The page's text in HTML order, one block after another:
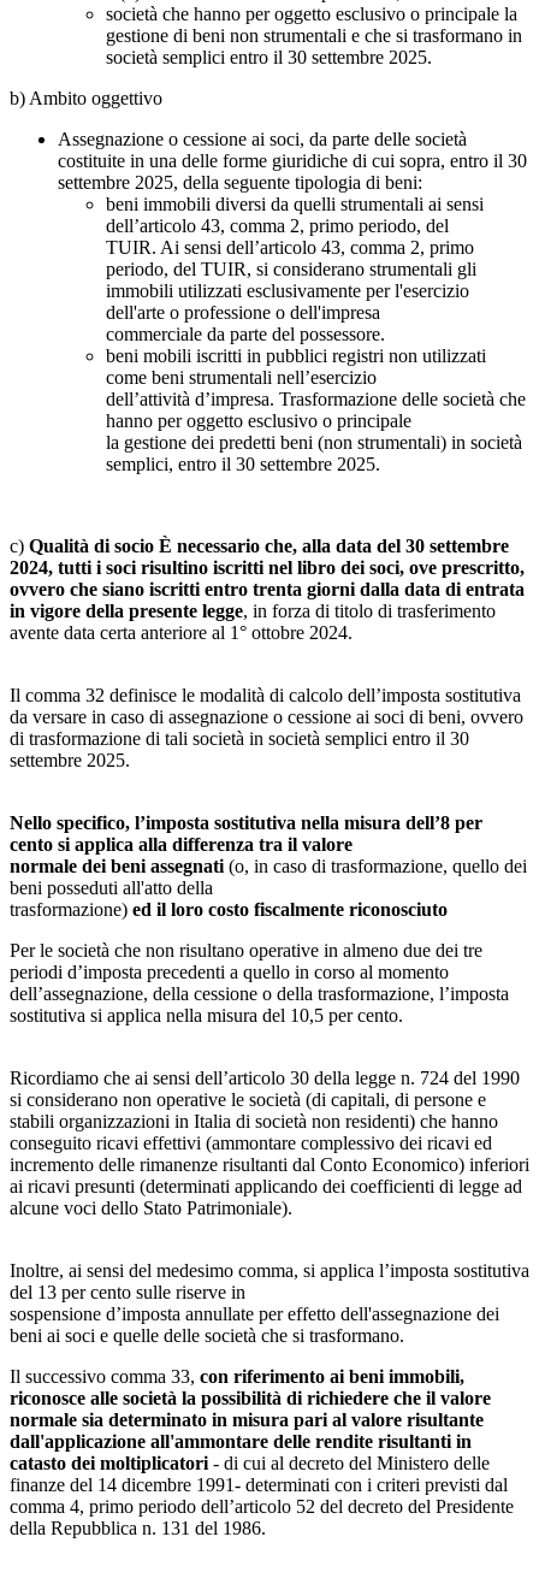
società che hanno per oggetto esclusivo o principale la
gestione di beni non strumentali e che si trasformano in
società semplici entro il 30 settembre 2025.
b) Ambito oggettivo
Assegnazione o cessione ai soci, da parte delle società
costituite in una delle forme giuridiche di cui sopra, entro il 30
settembre 2025, della seguente tipologia di beni:
beni immobili diversi da quelli strumentali ai sensi
dell’articolo 43, comma 2, primo periodo, del
TUIR. Ai sensi dell’articolo 43, comma 2, primo
periodo, del TUIR, si considerano strumentali gli
immobili utilizzati esclusivamente per l'esercizio
dell'arte o professione o dell'impresa
commerciale da parte del possessore.
beni mobili iscritti in pubblici registri non utilizzati
come beni strumentali nell’esercizio
dell’attività d’impresa. Trasformazione delle società che
hanno per oggetto esclusivo o principale
la gestione dei predetti beni (non strumentali) in società
semplici, entro il 30 settembre 2025.
c) Qualità di socio È necessario che, alla data del 30 settembre
2024, tutti i soci risultino iscritti nel libro dei soci, ove prescritto,
ovvero che siano iscritti entro trenta giorni dalla data di entrata
in vigore della presente legge, in forza di titolo di trasferimento
avente data certa anteriore al 1° ottobre 2024.
Il comma 32 definisce le modalità di calcolo dell’imposta sostitutiva
da versare in caso di assegnazione o cessione ai soci di beni, ovvero
di trasformazione di tali società in società semplici entro il 30
settembre 2025.
Nello specifico, l’imposta sostitutiva nella misura dell’8 per
cento si applica alla differenza tra il valore
normale dei beni assegnati (o, in caso di trasformazione, quello dei
beni posseduti all'atto della
trasformazione) ed il loro costo fiscalmente riconosciuto
Per le società che non risultano operative in almeno due dei tre
periodi d’imposta precedenti a quello in corso al momento
dell’assegnazione, della cessione o della trasformazione, l’imposta
sostitutiva si applica nella misura del 10,5 per cento.
Ricordiamo che ai sensi dell’articolo 30 della legge n. 724 del 1990
si considerano non operative le società (di capitali, di persone e
stabili organizzazioni in Italia di società non residenti) che hanno
conseguito ricavi effettivi (ammontare complessivo dei ricavi ed
incremento delle rimanenze risultanti dal Conto Economico) inferiori
ai ricavi presunti (determinati applicando dei coefficienti di legge ad
alcune voci dello Stato Patrimoniale).
Inoltre, ai sensi del medesimo comma, si applica l’imposta sostitutiva
del 13 per cento sulle riserve in
sospensione d’imposta annullate per effetto dell'assegnazione dei
beni ai soci e quelle delle società che si trasformano.
Il successivo comma 33, con riferimento ai beni immobili,
riconosce alle società la possibilità di richiedere che il valore
normale sia determinato in misura pari al valore risultante
dall'applicazione all'ammontare delle rendite risultanti in
catasto dei moltiplicatori - di cui al decreto del Ministero delle
finanze del 14 dicembre 1991- determinati con i criteri previsti dal
comma 4, primo periodo dell’articolo 52 del decreto del Presidente
della Repubblica n. 131 del 1986.